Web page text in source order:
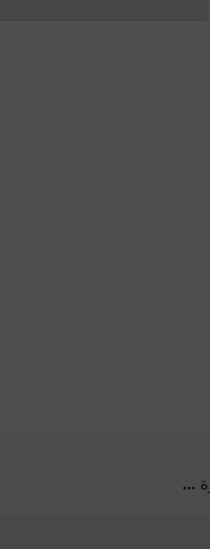
...